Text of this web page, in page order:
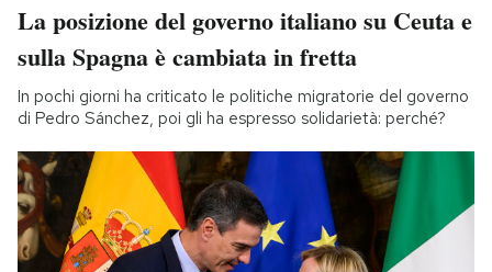
La posizione del governo italiano su Ceuta e
sulla Spagna è cambiata in fretta
In pochi giorni ha criticato le politiche migratorie del governo
di Pedro Sánchez, poi gli ha espresso solidarietà: perché?